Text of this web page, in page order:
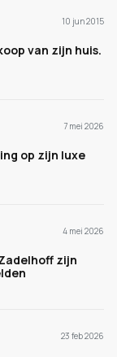
10 jun 2015
van zijn huis.
7 mei 2026
op zijn luxe
4 mei 2026
zijn
23 feb 2026